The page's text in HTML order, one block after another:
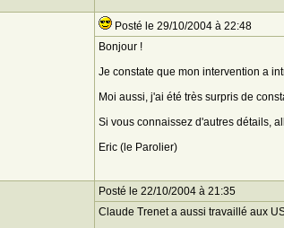
Posté le 29/10/2004 à 22:48
Bonjour !
Je constate que mon intervention a
Moi aussi, j'ai été très surpris de
Si vous connaissez d'autres détails,
Eric (le Parolier)
Posté le 22/10/2004 à 21:35
Claude Trenet a aussi travaillé aux